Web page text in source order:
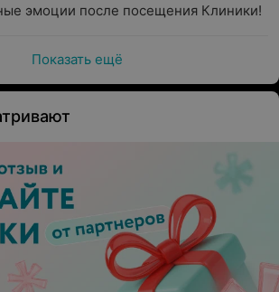
эмоции после посещения Клиники!
Показать ещё